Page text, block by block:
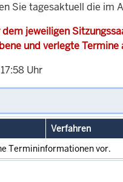
Sie tagesaktuell die im
jeweiligen
und verlegte
Uhr
Verfahren
Termininformationen vor.